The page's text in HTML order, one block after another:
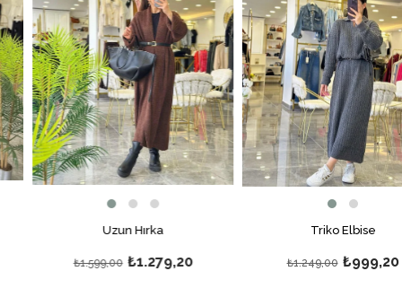
Uzun Hırka
₺1.279,20
₺1.599,00
Triko Elbise
₺999,20
₺1.249,00